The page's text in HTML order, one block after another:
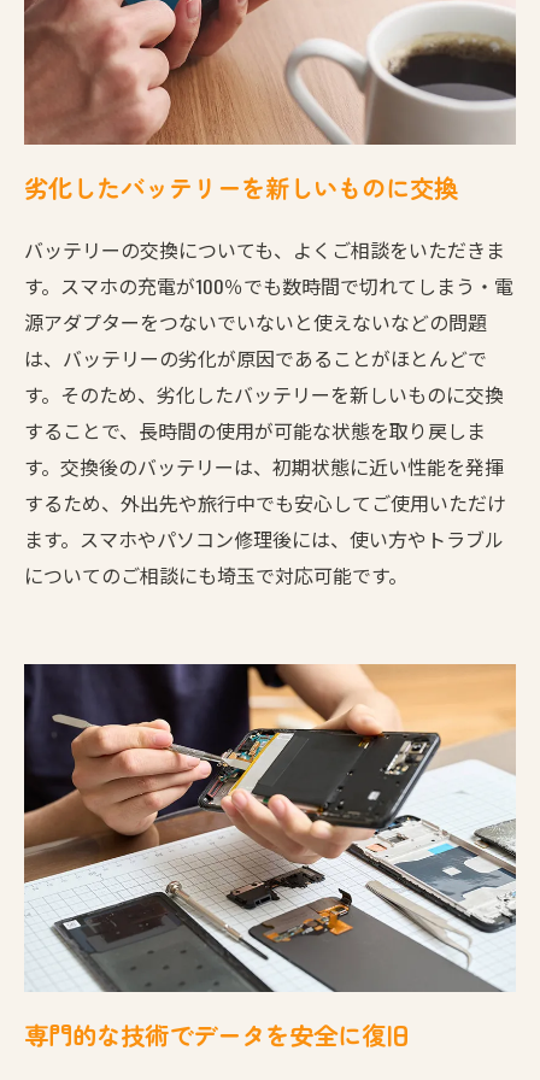
劣化したバッテリーを新しいものに交換
バッテリーの交換についても、よくご相談をいただきま
す。スマホの充電が100％でも数時間で切れてしまう・電
源アダプターをつないでいないと使えないなどの問題
は、バッテリーの劣化が原因であることがほとんどで
す。そのため、劣化したバッテリーを新しいものに交換
することで、長時間の使用が可能な状態を取り戻しま
す。交換後のバッテリーは、初期状態に近い性能を発揮
するため、外出先や旅行中でも安心してご使用いただけ
ます。スマホやパソコン修理後には、使い方やトラブル
についてのご相談にも埼玉で対応可能です。
専門的な技術でデータを安全に復旧